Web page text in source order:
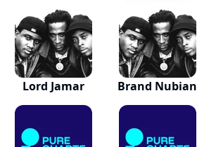
Lord Jamar Brand Nubian